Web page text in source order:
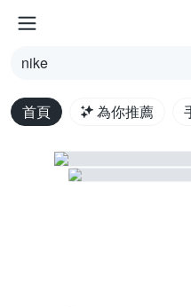
nike
首頁 為你推薦